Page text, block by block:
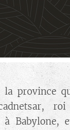
la province
à Babylone,